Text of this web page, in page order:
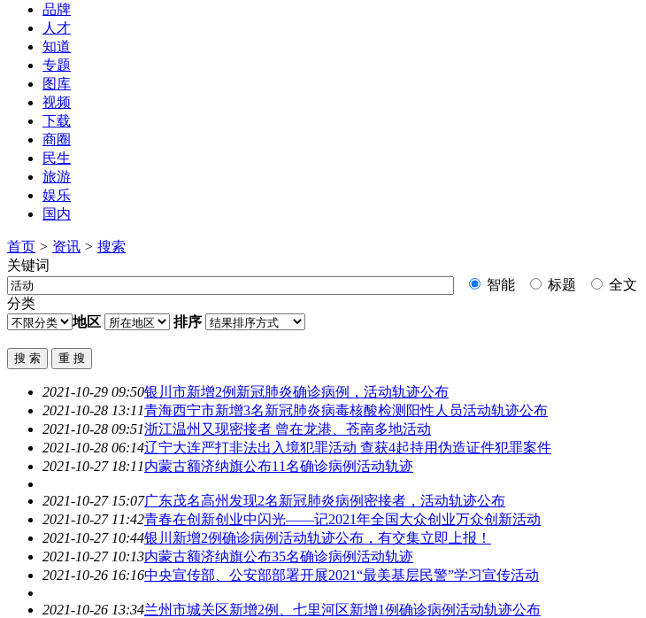
品牌
人才
知道
专题
图库
视频
下载
商圈
民生
旅游
娱乐
国内
首页 > 资讯 > 搜索
关键词
智能
标题 全文
分类
地区
排序
2021-10-29 09:50银川市新增2例新冠肺炎确诊病例， 活动轨迹公布
2021-10-28 13:11青海西宁市新增3名新冠肺炎病毒核酸检测阳性人员活动轨迹公布
2021-10-28 09:51浙江温州又现密接者 曾在龙港、苍南多地活动
2021-10-28 06:14辽宁大连严打非法出入境犯罪活动 查获4起持用伪造证件犯罪案件
2021-10-27 18:11内蒙古额济纳旗公布11名确诊病例活动轨迹
2021-10-27 15:07广东茂名高州发现2名新冠肺炎病例密接者， 活动轨迹公布
2021-10-27 11:42青春在创新创业中闪光——记2021年全国大众创业万众创新活动
2021-10-27 10:44银川新增2例确诊病例活动轨迹公布，有交集立即上报！
2021-10-27 10:13内蒙古额济纳旗公布35名确诊病例活动轨迹
2021-10-26 16:16中央宣传部、公安部部署开展2021“最美基层民警”学习宣传活动
2021-10-26 13:34兰州市城关区新增2例、七里河区新增1例确诊病例活动轨迹公布